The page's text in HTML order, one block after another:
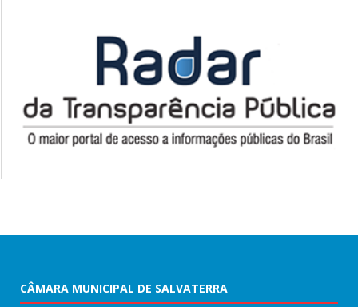
CÂMARA MUNICIPAL DE SALVATERRA